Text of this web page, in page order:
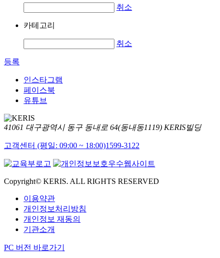
취소
카테고리
취소
등록
인스타그램
페이스북
유튜브
41061 대구광역시 동구 동내로 64(동내동1119) KERIS빌딩
고객센터 (평일: 09:00 ~ 18:00)1599-3122
Copyright© KERIS. ALL RIGHTS RESERVED
이용약관
개인정보처리방침
개인정보 재동의
기관소개
PC 버전 바로가기